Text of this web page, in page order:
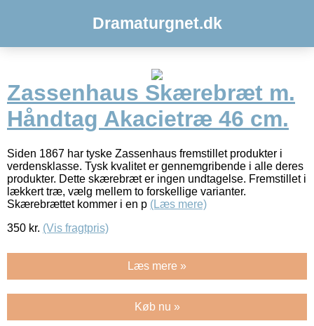
Dramaturgnet.dk
Zassenhaus Skærebræt m.
Håndtag Akacietræ 46 cm.
Siden 1867 har tyske Zassenhaus fremstillet produkter i
verdensklasse. Tysk kvalitet er gennemgribende i alle deres
produkter. Dette skærebræt er ingen undtagelse. Fremstillet i
lækkert træ, vælg mellem to forskellige varianter.
Skærebrættet kommer i en p (Læs mere)
350 kr. (Vis fragtpris)
Læs mere »
Køb nu »